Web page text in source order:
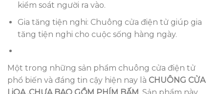
kiểm soát người ra vào.
Gia tăng tiện nghi: Chuông cửa điện tử giúp gia
tăng tiện nghi cho cuộc sống hàng ngày.
Một trong những sản phẩm chuông cửa điện tử
phổ biến và đáng tin cậy hiện nay là CHUÔNG CỬA